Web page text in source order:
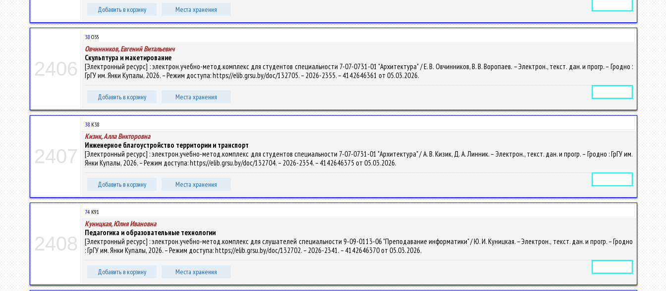
Добавить в корзину Места хранения
2406
38 О35
Овчинников, Евгений Витальевич
Скульптура и макетирование
[Электронный ресурс] : электрон.учебно-метод.комплекс для студентов специальности 7-07-0731-01 "Архитектура" / Е. В. Овчинников, В. В. Воропаев. – Электрон., текст. дан. и прогр. – Гродно :
ГрГУ им. Янки Купалы, 2026. – Режим доступа: https://elib.grsu.by/doc/132705. – 2026-2355. – 4142646361 от 05.03.2026.
Добавить в корзину Места хранения
2407
38 К38
Кизик, Алла Викторовна
Инженерное благоустройство территории и транспорт
[Электронный ресурс] : электрон.учебно-метод.комплекс для студентов специальности 7-07-0731-01 "Архитектура" / А. В. Кизик, Д. А. Линник. – Электрон., текст. дан. и прогр. – Гродно : ГрГУ им.
Янки Купалы, 2026. – Режим доступа: https://elib.grsu.by/doc/132704. – 2026-2354. – 4142646375 от 05.03.2026.
Добавить в корзину Места хранения
2408
74 К91
Куницкая, Юлия Ивановна
Педагогика и образовательные технологии
[Электронный ресурс] : электрон.учебно-метод.комплекс для слушателей специальности 9-09-0113-06 "Преподавание информатики" / Ю. И. Куницкая. – Электрон., текст. дан. и прогр. – Гродно
: ГрГУ им. Янки Купалы, 2026. – Режим доступа: https://elib.grsu.by/doc/132702. – 2026-2341. – 4142646370 от 05.03.2026.
Добавить в корзину Места хранения